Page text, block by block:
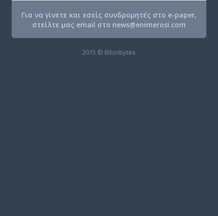
Για να γίνετε και εσείς συνδρομητές στο e-paper,
στείλτε μας email στο news@enimerosi.com
2015 © Bitsnbytes